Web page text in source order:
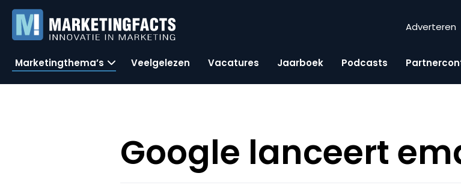
Adverteren
Marketingthema’s Veelgelezen Vacatures Jaarboek Podcasts
Google lanceert